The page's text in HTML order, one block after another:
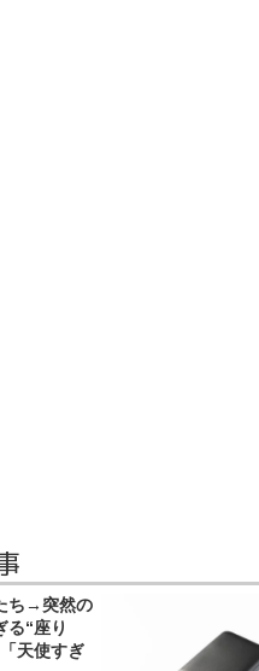
ち→突然の
る“座り
天使すぎ